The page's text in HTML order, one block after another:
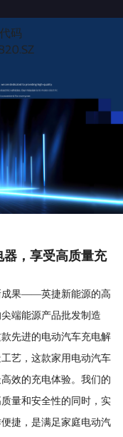
码
，享受高质量充
成果——英捷新能源的高
端能源产品批发制造
先进的电动汽车充电解
艺，这款家用电动汽车
效的充电体验。我们的
量和安全性的同时，实
捷，是满足家庭电动汽